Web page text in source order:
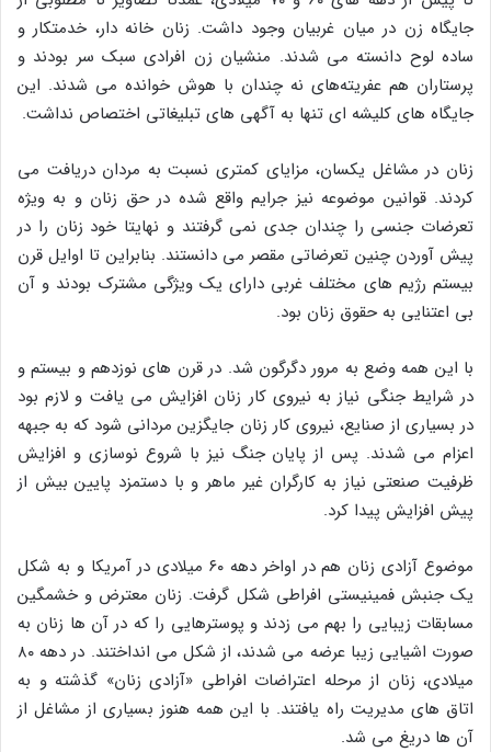
جایگاه زن در میان غربیان وجود داشت. زنان خانه‌ دار، خدمتکار و
ساده‌ لوح دانسته می‌ شدند. منشیان زن افرادی سبک‌ سر بودند و
پرستاران هم عفریته‌های نه‌ چندان با هوش خوانده می‌ شدند. این
جایگاه‌ های کلیشه‌ ای تنها به آگهی‌ های تبلیغاتی اختصاص نداشت.
زنان در مشاغل یکسان، مزایای کمتری نسبت به مردان دریافت می‌
کردند. قوانین موضوعه نیز جرایم واقع شده در حق زنان و به‌ ویژه
تعرضات جنسی را چندان جدی نمی‌ گرفتند و نهایتا خود زنان را در
پیش آوردن چنین تعرضاتی مقصر می‌ دانستند. بنابراین تا اوایل قرن
بیستم رژیم‌ های مختلف غربی دارای یک ویژگی مشترک بودند و آن
بی‌ اعتنایی به حقوق زنان بود.
با این همه وضع به‌ مرور دگرگون شد. در قرن‌ های نوزدهم و بیستم و
در شرایط جنگی نیاز به نیروی کار زنان افزایش می‌ یافت و لازم بود
در بسیاری از صنایع، نیروی کار زنان جایگزین مردانی شود که به جبهه
اعزام می‌ شدند. پس از پایان جنگ نیز با شروع نوسازی و افزایش
ظرفیت صنعتی نیاز به کارگران غیر ماهر و با دستمزد پایین بیش از
پیش افزایش پیدا کرد.
موضوع آزادی زنان هم در اواخر دهه ۶۰ میلادی در آمریکا و به شکل
یک جنبش فمینیستی افراطی شکل گرفت. زنان معترض و خشمگین
مسابقات زیبایی را بهم می‌ زدند و پوسترهایی را که در آن‌ ها زنان به
صورت اشیایی زیبا عرضه می‌ شدند، از شکل می‌ انداختند. در دهه ۸۰
میلادی، زنان از مرحله اعتراضات افراطی «آزادی زنان» گذشته و به
اتاق‌ های مدیریت راه یافتند. با این همه هنوز بسیاری از مشاغل از
آن‌ ها دریغ می‌ شد.